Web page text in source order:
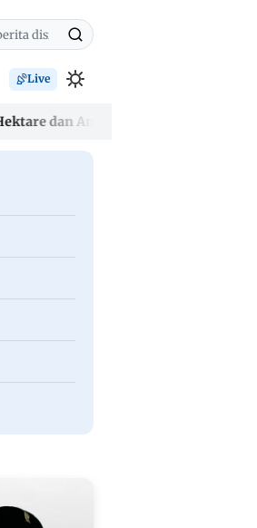
Live
Ancam Permukiman
Ancam Permukiman